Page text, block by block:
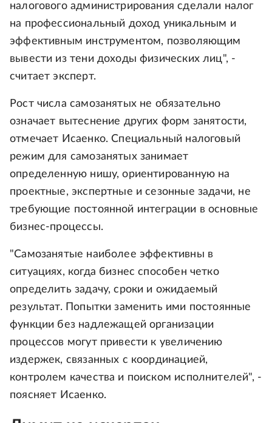
налогового администрирования сделали налог
на профессиональный доход уникальным и
эффективным инструментом, позволяющим
вывести из тени доходы физических лиц", -
считает эксперт.
Рост числа самозанятых не обязательно
означает вытеснение других форм занятости,
отмечает Исаенко. Специальный налоговый
режим для самозанятых занимает
определенную нишу, ориентированную на
проектные, экспертные и сезонные задачи, не
требующие постоянной интеграции в основные
бизнес-процессы.
"Самозанятые наиболее эффективны в
ситуациях, когда бизнес способен четко
определить задачу, сроки и ожидаемый
результат. Попытки заменить ими постоянные
функции без надлежащей организации
процессов могут привести к увеличению
издержек, связанных с координацией,
контролем качества и поиском исполнителей", -
поясняет Исаенко.